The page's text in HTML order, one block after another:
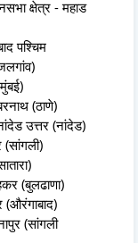
क्षेत्र - महाड
पश्चिम
(ठाणे)
उत्तर (नांदेड)
(सांगली)
(बुलढाणा)
(औरंगाबाद)
(सांगली